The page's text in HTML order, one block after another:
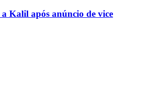
Kalil após anúncio de vice